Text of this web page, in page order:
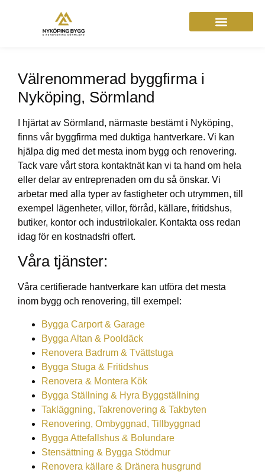
Välrenommerad byggfirma i
Nyköping, Sörmland
I hjärtat av Sörmland, närmaste bestämt i Nyköping,
finns vår byggfirma med duktiga hantverkare. Vi kan
hjälpa dig med det mesta inom bygg och renovering.
Tack vare vårt stora kontaktnät kan vi ta hand om hela
eller delar av entreprenaden om du så önskar. Vi
arbetar med alla typer av fastigheter och utrymmen, till
exempel lägenheter, villor, förråd, källare, fritidshus,
butiker, kontor och industrilokaler. Kontakta oss redan
idag för en kostnadsfri offert.
Våra tjänster:
Våra certifierade hantverkare kan utföra det mesta
inom bygg och renovering, till exempel:
Bygga Carport & Garage
Bygga Altan & Pooldäck
Renovera Badrum & Tvättstuga
Bygga Stuga & Fritidshus
Renovera & Montera Kök
Bygga Ställning & Hyra Byggställning
Takläggning, Takrenovering & Takbyten
Renovering, Ombyggnad, Tillbyggnad
Bygga Attefallshus & Bolundare
Stensättning & Bygga Stödmur
Renovera källare & Dränera husgrund